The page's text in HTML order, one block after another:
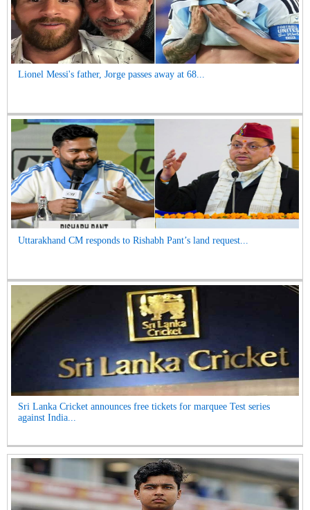
Lionel Messi's father, Jorge passes away at 68...
Uttarakhand CM responds to Rishabh Pant’s land request...
Sri Lanka Cricket announces free tickets for marquee Test series
against India...